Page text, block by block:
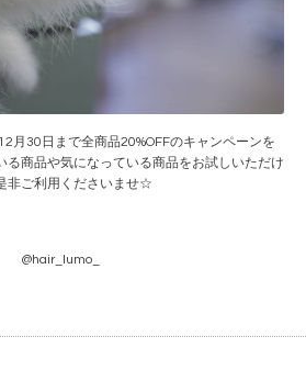
月30日まで全商品20%OFFのキャンペーンを
商品や気になっている商品をお試しいただけ
非ご利用くださいませ☆
@hair_lumo_